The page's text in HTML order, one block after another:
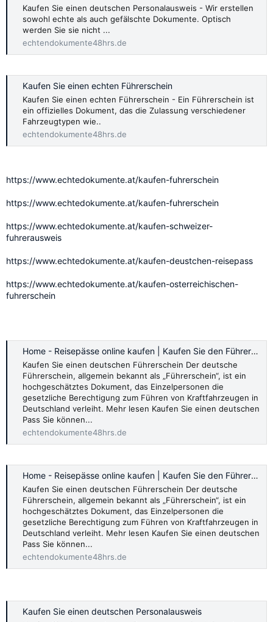
Kaufen Sie einen deutschen Personalausweis - Wir erstellen
sowohl echte als auch gefälschte Dokumente. Optisch
werden Sie sie nicht ...
echtendokumente48hrs.de
Kaufen Sie einen echten Führerschein
Kaufen Sie einen echten Führerschein - Ein Führerschein ist
ein offizielles Dokument, das die Zulassung verschiedener
Fahrzeugtypen wie..
echtendokumente48hrs.de
https://www.echtedokumente.at/kaufen-fuhrerschein
https://www.echtedokumente.at/kaufen-fuhrerschein
https://www.echtedokumente.at/kaufen-schweizer-
fuhrerausweis
https://www.echtedokumente.at/kaufen-deustchen-reisepass
https://www.echtedokumente.at/kaufen-osterreichischen-
fuhrerschein
Home - Reisepässe online kaufen | Kaufen Sie den Führerschein online
Kaufen Sie einen deutschen Führerschein Der deutsche
Führerschein, allgemein bekannt als „Führerschein“, ist ein
hochgeschätztes Dokument, das Einzelpersonen die
gesetzliche Berechtigung zum Führen von Kraftfahrzeugen in
Deutschland verleiht. Mehr lesen Kaufen Sie einen deutschen
Pass Sie können...
echtendokumente48hrs.de
Home - Reisepässe online kaufen | Kaufen Sie den Führerschein online
Kaufen Sie einen deutschen Führerschein Der deutsche
Führerschein, allgemein bekannt als „Führerschein“, ist ein
hochgeschätztes Dokument, das Einzelpersonen die
gesetzliche Berechtigung zum Führen von Kraftfahrzeugen in
Deutschland verleiht. Mehr lesen Kaufen Sie einen deutschen
Pass Sie können...
echtendokumente48hrs.de
Kaufen Sie einen deutschen Personalausweis